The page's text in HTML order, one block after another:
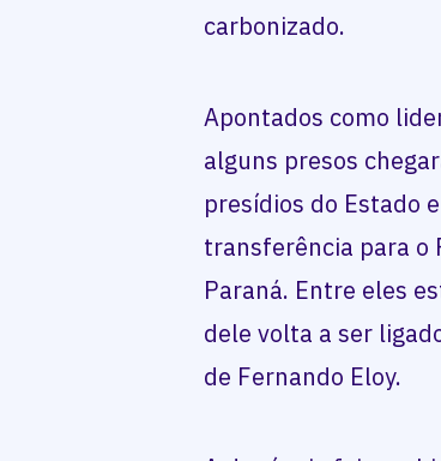
carbonizado.
Apontados como
alguns presos
presídios do Estado
transferência para o
Paraná. Entre eles
dele volta a ser
de Fernando Eloy.